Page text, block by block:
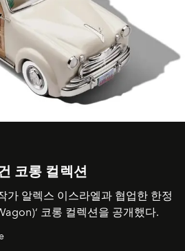
코롱 컬렉션
가 알렉스 이스라엘과 협업한 한정
코롱 컬렉션을 공개했다.